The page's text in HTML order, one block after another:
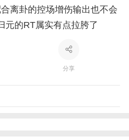
离卦的控场增伤输出也不会
元的RT属实有点拉胯了
分享